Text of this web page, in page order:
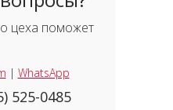
цеха поможет
| WhatsApp
525-0485